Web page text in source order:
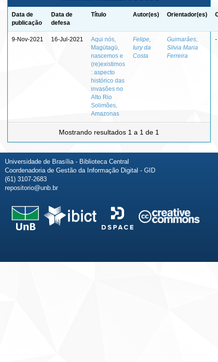
Data de
publicação
Data de
defesa
Título Autor(es) Orientador(es)
9-Nov-2021 16-Jul-2021
Aqui nós,
Magütagü,
nascemos e
(re)existimos
: aspecto
histórico das
invasões no
Alto Rio
Solimões,
Amazonas
Felipe,
Iury da
Costa
Guimarães,
Silvia Maria
Ferreira
-
Mostrando resultados 1 a 1 de 1
Universidade de Brasília - Biblioteca Central
Coordenadoria de Gestão da Informação Digital - GID
(61) 3107-2683
repositorio@unb.br